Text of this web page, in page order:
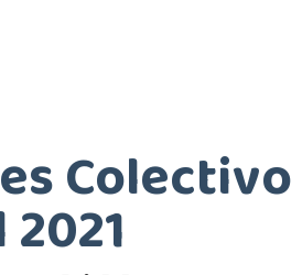
Colectivo